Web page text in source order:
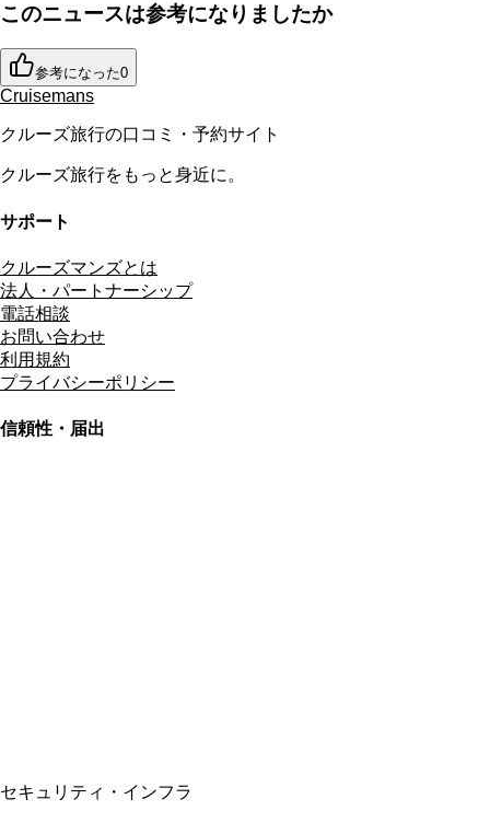
このニュースは参考になりましたか
参考になった0
Cruisemans
クルーズ旅行の口コミ・予約サイト
クルーズ旅行をもっと身近に。
サポート
クルーズマンズとは
法人・パートナーシップ
電話相談
お問い合わせ
利用規約
プライバシーポリシー
信頼性・届出
セキュリティ・インフラ